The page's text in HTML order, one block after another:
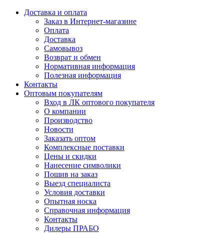
Доставка и оплата
Заказ в Интернет-магазине
Оплата
Доставка
Самовывоз
Возврат и обмен
Нормативная информация
Полезная информация
Контакты
Оптовым покупателям
Вход в ЛК оптового покупателя
О компании
Производство
Новости
Заказать оптом
Комплексные поставки
Цены и скидки
Нанесение символики
Пошив на заказ
Выезд специалиста
Условия доставки
Опытная носка
Справочная информация
Контакты
Дилеры ПРАБО